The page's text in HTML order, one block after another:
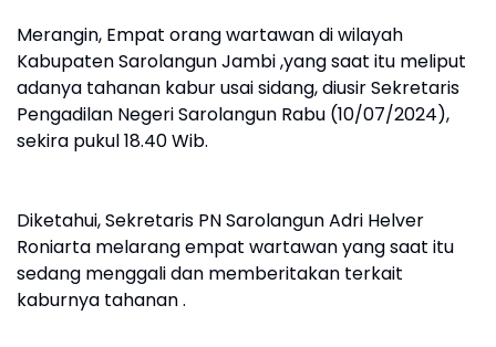
Merangin, Empat orang wartawan di wilayah
Kabupaten Sarolangun Jambi ,yang saat itu meliput
adanya tahanan kabur usai sidang, diusir Sekretaris
Pengadilan Negeri Sarolangun Rabu (10/07/2024),
sekira pukul 18.40 Wib.
Diketahui, Sekretaris PN Sarolangun Adri Helver
Roniarta melarang empat wartawan yang saat itu
sedang menggali dan memberitakan terkait
kaburnya tahanan .